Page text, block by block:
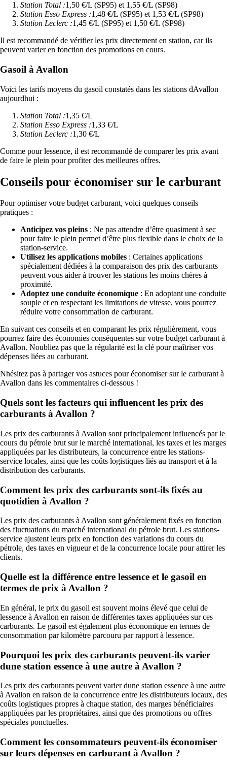
Station Total :1,50 €/L (SP95) et 1,55 €/L (SP98)
Station Esso Express :1,48 €/L (SP95) et 1,53 €/L (SP98)
Station Leclerc :1,45 €/L (SP95) et 1,50 €/L (SP98)
Il est recommandé de vérifier les prix directement en station, car ils
peuvent varier en fonction des promotions en cours.
Gasoil à Avallon
Voici les tarifs moyens du gasoil constatés dans les stations dAvallon
aujourdhui :
Station Total :1,35 €/L
Station Esso Express :1,33 €/L
Station Leclerc :1,30 €/L
Comme pour lessence, il est recommandé de comparer les prix avant
de faire le plein pour profiter des meilleures offres.
Conseils pour économiser sur le carburant
Pour optimiser votre budget carburant, voici quelques conseils
pratiques :
Anticipez vos pleins : Ne pas attendre d’être quasiment à sec
pour faire le plein permet d’être plus flexible dans le choix de la
station-service.
Utilisez les applications mobiles : Certaines applications
spécialement dédiées à la comparaison des prix des carburants
peuvent vous aider à trouver les stations les moins chères à
proximité.
Adoptez une conduite économique : En adoptant une conduite
souple et en respectant les limitations de vitesse, vous pourrez
réduire votre consommation de carburant.
En suivant ces conseils et en comparant les prix régulièrement, vous
pourrez faire des économies conséquentes sur votre budget carburant à
Avallon. Noubliez pas que la régularité est la clé pour maîtriser vos
dépenses liées au carburant.
Nhésitez pas à partager vos astuces pour économiser sur le carburant à
Avallon dans les commentaires ci-dessous !
Quels sont les facteurs qui influencent les prix des
carburants à Avallon ?
Les prix des carburants à Avallon sont principalement influencés par le
cours du pétrole brut sur le marché international, les taxes et les marges
appliquées par les distributeurs, la concurrence entre les stations-
service locales, ainsi que les coûts logistiques liés au transport et à la
distribution des carburants.
Comment les prix des carburants sont-ils fixés au
quotidien à Avallon ?
Les prix des carburants à Avallon sont généralement fixés en fonction
des fluctuations du marché international du pétrole brut. Les stations-
service ajustent leurs prix en fonction des variations du cours du
pétrole, des taxes en vigueur et de la concurrence locale pour attirer les
clients.
Quelle est la différence entre lessence et le gasoil en
termes de prix à Avallon ?
En général, le prix du gasoil est souvent moins élevé que celui de
lessence à Avallon en raison de différentes taxes appliquées sur ces
carburants. Le gasoil est également plus économique en termes de
consommation par kilomètre parcouru par rapport à lessence.
Pourquoi les prix des carburants peuvent-ils varier
dune station essence à une autre à Avallon ?
Les prix des carburants peuvent varier dune station essence à une autre
à Avallon en raison de la concurrence entre les distributeurs locaux, des
coûts logistiques propres à chaque station, des marges bénéficiaires
appliquées par les propriétaires, ainsi que des promotions ou offres
spéciales ponctuelles.
Comment les consommateurs peuvent-ils économiser
sur leurs dépenses en carburant à Avallon ?